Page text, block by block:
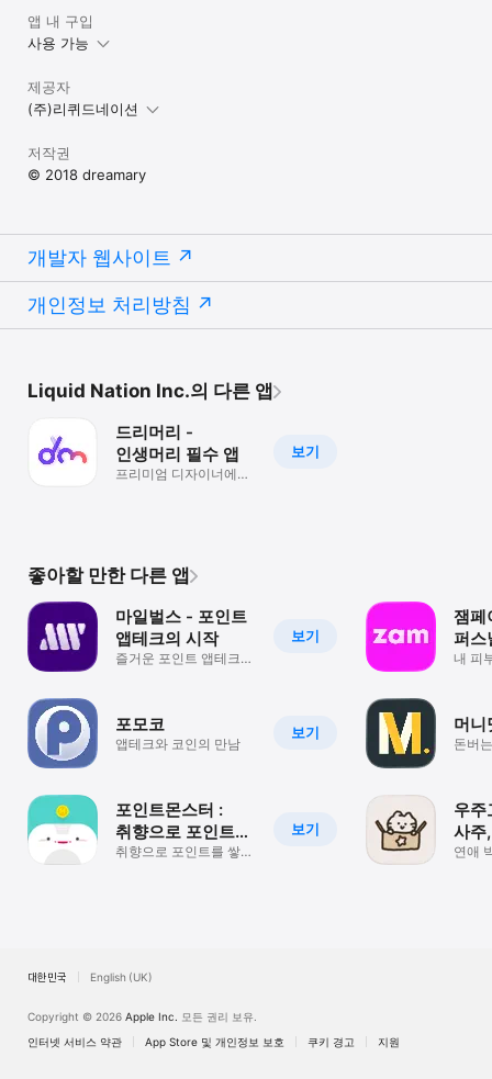
앱 내 구입
사용 가능
제공자
(주)리퀴드네이션
저작권
© 2018 dreamary
개발자 웹사이트
개인정보 처리방침
Liquid Nation Inc.의 다른 앱
보기
드리머리 -
인생머리 필수 앱
프리미엄 디자이너에게
좋아할 만한 다른 앱
보기
마일벌스 - 포인트
앱테크의 시작
즐거운 포인트 앱테크와
보기
포모코
앱테크와 코인의 만남
보기
포인트몬스터 :
취향으로 포인트를
쌓는 미션 리워드
취향으로 포인트를 쌓는
잼페
퍼스
진단
내 피
머니
돈버
우주
사주
사주
연애
대한민국 English (UK)
Copyright © 2026 Apple Inc.
모든 권리 보유.
인터넷 서비스 약관
App Store 및 개인정보 보호 쿠키 경고 지원